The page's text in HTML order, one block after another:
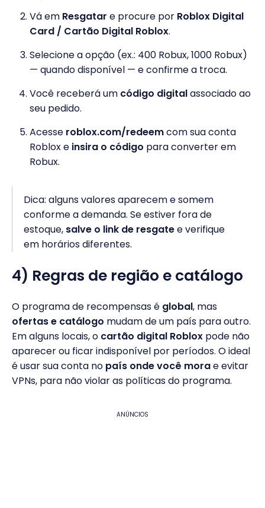
Vá em Resgatar e procure por Roblox Digital
Card / Cartão Digital Roblox.
Selecione a opção (ex.: 400 Robux, 1000 Robux)
— quando disponível — e confirme a troca.
Você receberá um código digitalassociado ao
seu pedido.
Acesse roblox.com/redeemcom sua conta
Roblox e insira o código para converter em
Robux.
Dica: alguns valores aparecem e somem
conforme a demanda. Se estiver fora de
estoque, salve o link de resgatee verifique
em horários diferentes.
4) Regras de região e catálogo
O programa de recompensas é global, mas
ofertas e catálogo mudam de um país para outro.
Em alguns locais, o cartão digital Roblox pode não
aparecer ou ficar indisponível por períodos. O ideal
é usar sua conta no país onde você morae evitar
VPNs, para não violar as políticas do programa.
ANÚNCIOS